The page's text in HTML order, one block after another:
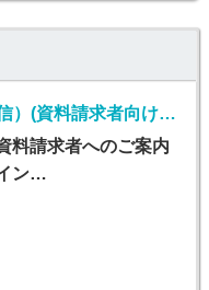
コールセンター・テレオペ（発信）(資料請求者向けコールセンター)
料請求者へのご案内
ン…